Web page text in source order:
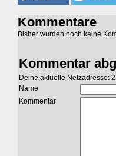
Kommentare
Bisher wurden noch keine
Kommentar
Deine aktuelle Netzadresse:
Name
Kommentar